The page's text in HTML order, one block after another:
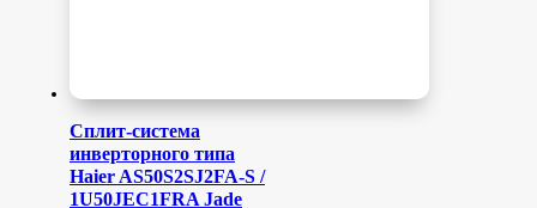
Сплит-система
инверторного типа
Haier AS50S2SJ2FA-S /
1U50JEC1FRA Jade